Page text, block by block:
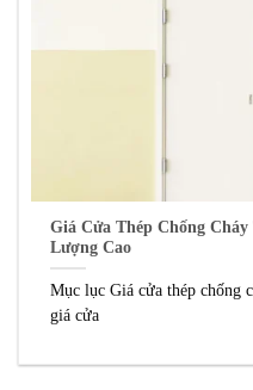
Giá Cửa Thép Chống
Lượng Cao
Mục lục Giá cửa thép chống
giá cửa